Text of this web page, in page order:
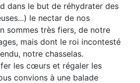
dans le but de réhydrater des
le nectar de nos
sommes très fiers, de notre
mais dont le roi incontesté
notre chasselas.
les cœurs et régaler les
convions à une balade